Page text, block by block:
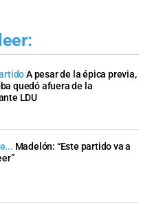
A pesar de la épica previa,
quedó afuera de la
LDU
Madelón: “Este partido va a